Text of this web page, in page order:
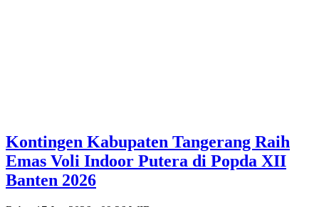
Kontingen Kabupaten Tangerang Raih
Emas Voli Indoor Putera di Popda XII
Banten 2026